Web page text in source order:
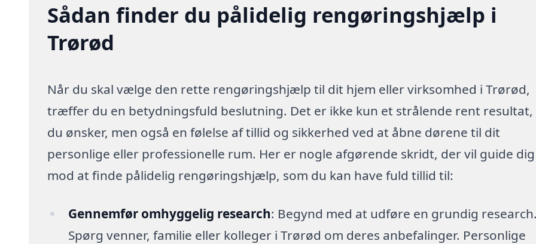
Sådan finder du pålidelig rengøringshjælp i
Trørød
Når du skal vælge den rette rengøringshjælp til dit hjem eller virksomhed i Trørød,
træffer du en betydningsfuld beslutning. Det er ikke kun et strålende rent resultat,
du ønsker, men også en følelse af tillid og sikkerhed ved at åbne dørene til dit
personlige eller professionelle rum. Her er nogle afgørende skridt, der vil guide dig
mod at finde pålidelig rengøringshjælp, som du kan have fuld tillid til:
Gennemfør omhyggelig research: Begynd med at udføre en grundig
Spørg venner, familie eller kolleger i Trørød om deres anbefalinger. Personlige